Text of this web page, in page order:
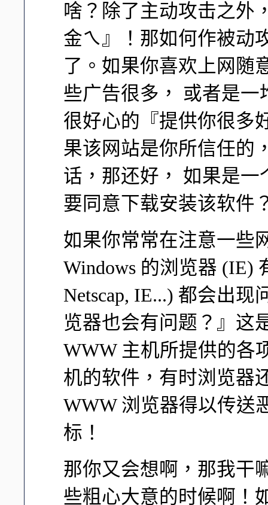
啥？除了主动攻击之外
金ㄟ』！那如何作被动
了。如果你喜欢上网随
些广告很多， 或者是
很好心的『提供你很多
果该网站是你所信任的
话，那还好， 如果是
要同意下载安装该软件
如果你常常在注意一些
Windows 的浏览器 (IE)
Netscap, IE...) 都会出
览器也会有问题？』这
WWW 主机所提供的各
机的软件，有时浏览器
WWW 浏览器得以传送
标！
那你又会想啊，那我干
些粗心大意的时候啊！